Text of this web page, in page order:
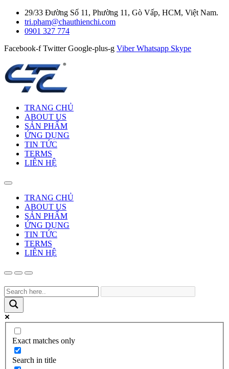
29/33 Đường Số 11, Phường 11, Gò Vấp, HCM, Việt Nam.
tri.pham@chauthienchi.com
0901 327 774
Facebook-f Twitter Google-plus-g Viber Whatsapp Skype
TRANG CHỦ
ABOUT US
SẢN PHẨM
ỨNG DỤNG
TIN TỨC
TERMS
LIÊN HỆ
TRANG CHỦ
ABOUT US
SẢN PHẨM
ỨNG DỤNG
TIN TỨC
TERMS
LIÊN HỆ
Exact matches only
Search in title